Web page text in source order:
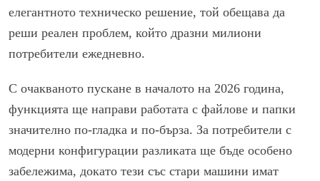
елегантното техническо решение, той обещава да
реши реален проблем, който дразни милиони
потребители ежедневно.
С очакваното пускане в началото на 2026 година,
функцията ще направи работата с файлове и папки
значително по-гладка и по-бърза. За потребители с
модерни конфигурации разликата ще бъде особено
забележима, докато тези със стари машини имат